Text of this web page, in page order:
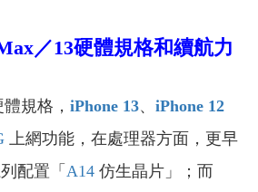
／13硬體規格和續航力
規格， iPhone 13、 iPhone 12
上網功能，在處理器方面，更早
配置「 A14 仿生晶片」；而